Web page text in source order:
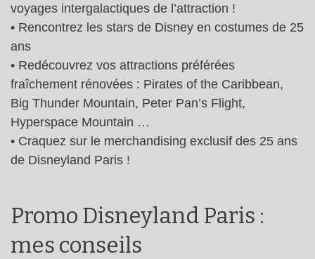
voyages intergalactiques de l’attraction !
• Rencontrez les stars de Disney en costumes de 25
ans
• Redécouvrez vos attractions préférées
fraîchement rénovées : Pirates of the Caribbean,
Big Thunder Mountain, Peter Pan’s Flight,
Hyperspace Mountain …
• Craquez sur le merchandising exclusif des 25 ans
de Disneyland Paris !
Promo Disneyland Paris :
mes conseils